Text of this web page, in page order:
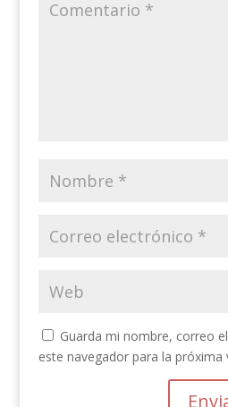
Guarda mi nombre, correo
este navegador para la próxima